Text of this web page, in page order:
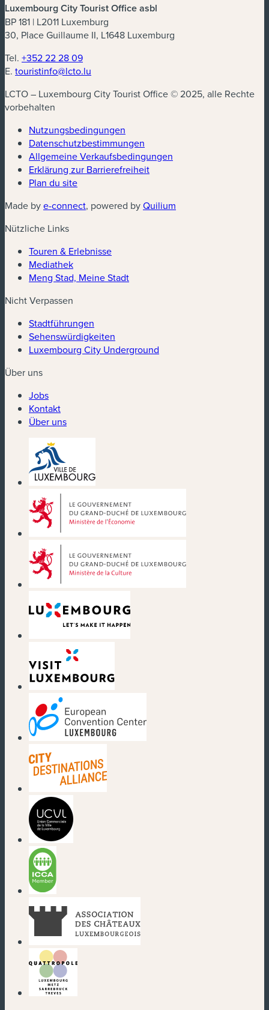
Luxembourg City Tourist Office asbl
BP 181 | L2011 Luxemburg
30, Place Guillaume II, L1648 Luxemburg
Tel. +352 22 28 09
E. touristinfo@lcto.lu
LCTO – Luxembourg City Tourist Office © 2025, alle Rechte
vorbehalten
Nutzungsbedingungen
Datenschutzbestimmungen
Allgemeine Verkaufsbedingungen
Erklärung zur Barrierefreiheit
Plan du site
Made bye-connect(neues Fenster)
, powered byQuilium
Nützliche Links
Touren & Erlebnisse
Mediathek
Meng Stad, Meine Stadt
Nicht Verpassen
Stadtführungen
Sehenswürdigkeiten
Luxembourg City Underground
Über uns
Jobs
Kontakt
Über uns